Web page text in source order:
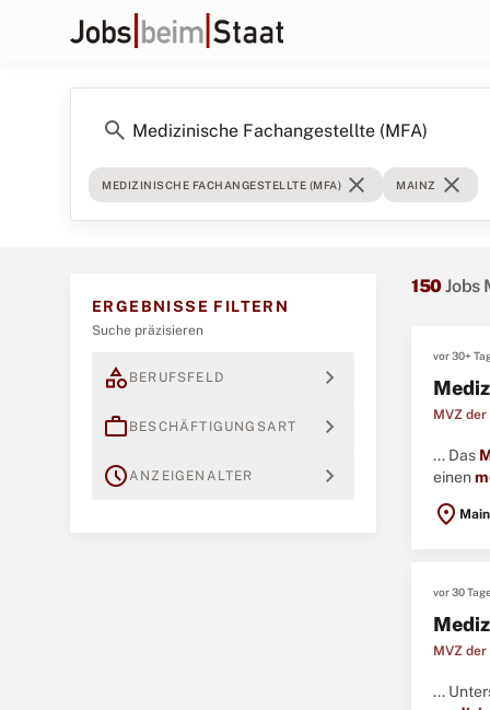
search
MEDIZINISCHE FACHANGESTELLTE (MFA) close MAINZ close
ERGEBNISSE FILTERN
Suche präzisieren
category BERUFSFELD expand_more
work BESCHÄFTIGUNGSART expand_more
scheduleANZEIGENALTER expand_more
150Jobs
vor 30+
MVZ
... Das
einen
location_on
vor 30
MVZ
...